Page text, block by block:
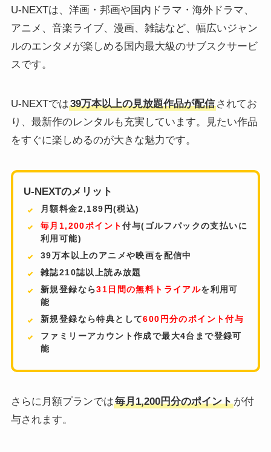
U-NEXTは、洋画・邦画や国内ドラマ・海外ドラマ、
アニメ、音楽ライブ、漫画、雑誌など、幅広いジャン
ルのエンタメが楽しめる国内最大級のサブスクサービ
スです。
U-NEXTでは39万本以上の見放題作品が配信されてお
り、最新作のレンタルも充実しています。見たい作品
をすぐに楽しめるのが大きな魅力です。
U-NEXTのメリット
月額料金2,189円(税込)
毎月1,200ポイント付与(ゴルフパックの支払いに
利用可能)
39万本以上のアニメや映画を配信中
雑誌210誌以上読み放題
新規登録なら31日間の無料トライアルを利用可
能
新規登録なら特典として600円分のポイント付与
ファミリーアカウント作成で最大4台まで登録可
能
さらに月額プランでは毎月1,200円分のポイントが付
与されます。